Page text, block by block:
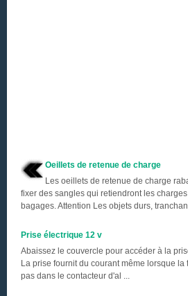
Oeillets de retenue de charge
Les oeillets de retenue de charge
fixer des sangles qui retiendront les
bagages. Attention Les objets durs,
Prise électrique 12 v
Abaissez le couvercle pour accéder à la
La prise fournit du courant même lorsque la
pas dans le contacteur d'al ...